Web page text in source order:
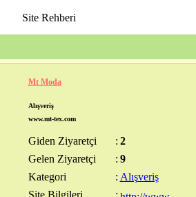
Site Rehberi
Mt Moda
Alışveriş
www.mt-tex.com
Giden Ziyaretçi : 2
Gelen Ziyaretçi
: 9
Kategori
: Alışveriş
Site Bilgileri
: